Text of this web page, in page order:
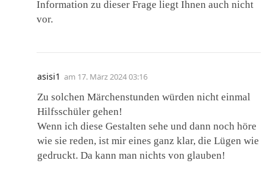
Information zu dieser Frage liegt Ihnen auch nicht
vor.
asisi1 am 17. März 2024 03:16
Zu solchen Märchenstunden würden nicht einmal
Hilfsschüler gehen!
Wenn ich diese Gestalten sehe und dann noch höre
wie sie reden, ist mir eines ganz klar, die Lügen wie
gedruckt. Da kann man nichts von glauben!